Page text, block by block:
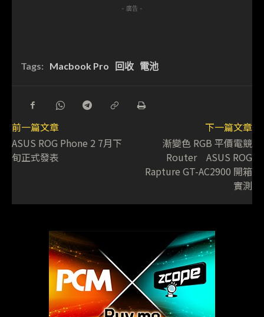
- 廣告 -
Tags: Macbook Pro 回收 電池
前一篇文章
ASUS ROG Phone 2 7月下
旬正式發表
下一篇文章
漸變色 RGB 平價電競
Router ASUS ROG
Rapture GT-AC2900 開箱
實測